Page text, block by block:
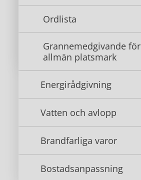
Ordlista
Grannemedgivande för
allmän platsmark
Energirådgivning
Vatten och avlopp
Brandfarliga varor
Bostadsanpassning